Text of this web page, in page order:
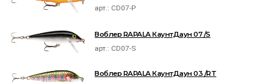
арт.: CD07-P
Воблер RAPALA КаунтДаун 07 /S
арт.: CD07-S
Воблер RAPALA КаунтДаун 03 /RT